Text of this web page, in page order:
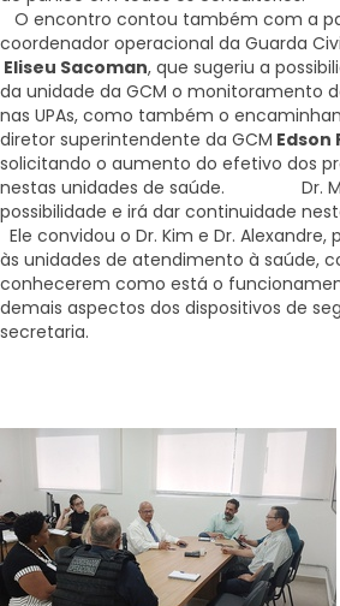
O encontro contou também com a
coordenador operacional da Guarda
Eliseu Sacoman, que sugeriu a
da unidade da GCM o monitoramento
nas UPAs, como também o
diretor superintendente da GCM Edson
solicitando o aumento do efetivo dos
nestas unidades de saúde. Dr.
possibilidade e irá dar continuidade
Ele convidou o Dr. Kim e Dr.
às unidades de atendimento à saúde,
conhecerem como está o
demais aspectos dos dispositivos de
secretaria.